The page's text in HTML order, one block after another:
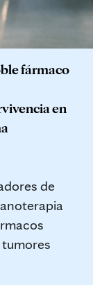
fármaco
en
de